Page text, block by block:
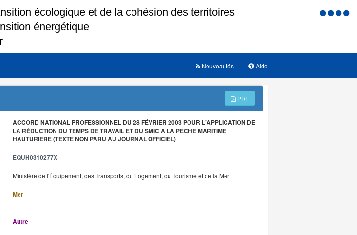
Menu
Aide
Nouveautés
PDF
ACCORD NATIONAL PROFESSIONNEL DU 28 FÉVRIER 2003 POUR L'APPLICATION DE
LA RÉDUCTION DU TEMPS DE TRAVAIL ET DU SMIC À LA PÊCHE MARITIME
HAUTURIÈRE (TEXTE NON PARU AU JOURNAL OFFICIEL)
EQUH0310277X
Ministère de l'Équipement, des Transports, du Logement, du Tourisme et de la Mer
Mer
Autre